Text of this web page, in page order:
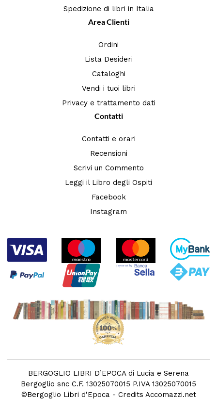
Spedizione di libri in Italia
Area Clienti
Ordini
Lista Desideri
Cataloghi
Vendi i tuoi libri
Privacy e trattamento dati
Contatti
Contatti e orari
Recensioni
Scrivi un Commento
Leggi il Libro degli Ospiti
Facebook
Instagram
BERGOGLIO LIBRI D’EPOCA di Lucia e Serena
Bergoglio snc C.F. 13025070015 P.IVA 13025070015
©Bergoglio Libri d'Epoca - Credits Accomazzi.net